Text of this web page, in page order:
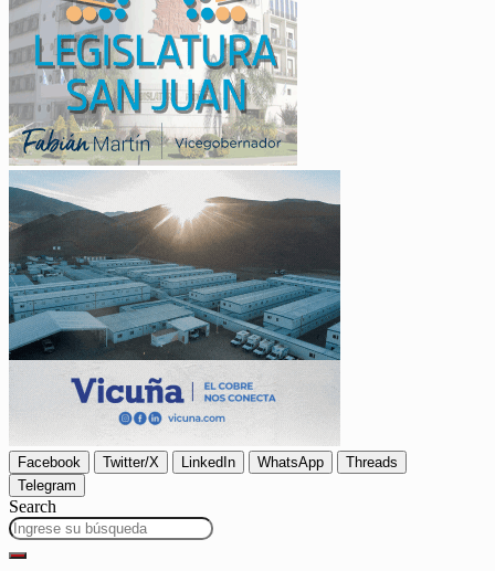
Facebook Twitter/X LinkedIn WhatsApp
Threads
Telegram
Search